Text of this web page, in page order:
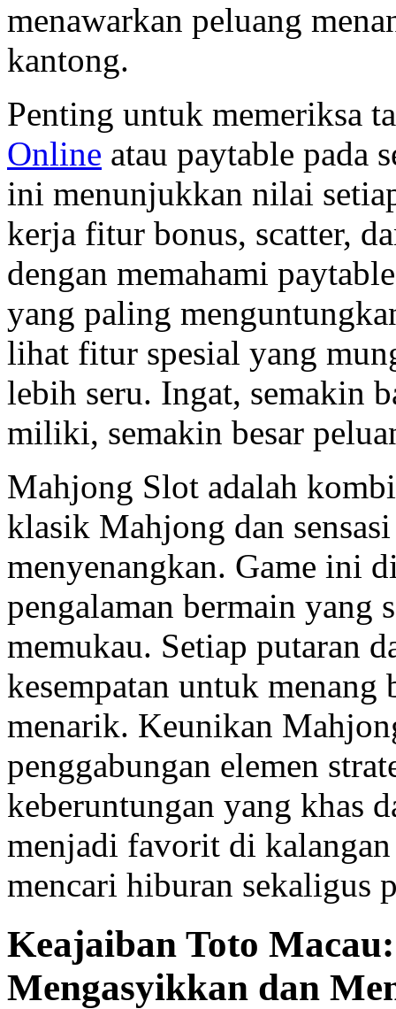
menawarkan peluang
kantong.
Penting untuk memeriksa
Online atau paytable pada
ini menunjukkan nilai
kerja fitur bonus, scatter,
dengan memahami
yang paling
lihat fitur spesial yang
lebih seru. Ingat, semakin
miliki, semakin besar
Mahjong Slot adalah
klasik Mahjong dan
menyenangkan. Game ini
pengalaman bermain yang
memukau. Setiap putaran
kesempatan untuk
menarik. Keunikan
penggabungan elemen
keberuntungan yang khas
menjadi favorit di
mencari hiburan sekaligus
Keajaiban Toto
Mengasyikkan dan